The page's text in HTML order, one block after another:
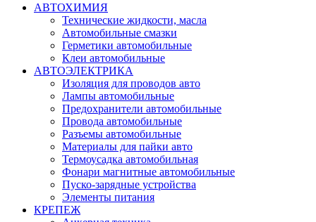
АВТОХИМИЯ
Технические жидкости, масла
Автомобильные смазки
Герметики автомобильные
Клеи автомобильные
АВТОЭЛЕКТРИКА
Изоляция для проводов авто
Лампы автомобильные
Предохранители автомобильные
Провода автомобильные
Разъемы автомобильные
Материалы для пайки авто
Термоусадка автомобильная
Фонари магнитные автомобильные
Пуско-зарядные устройства
Элементы питания
КРЕПЕЖ